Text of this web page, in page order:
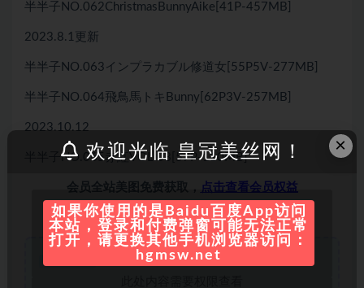
半半子NO.062ChristmasBunnyAike[41P-457MB]
2023.8.1更新
半半子NO.063インプラカブル修道女[55P5V-277MB]
半半子NO.064飛鳥馬トキBunny[62P3V-257MB]
2023.10.12
半半子NO.065赤紅VOL.03[57P-110MB]
会员全站美图免费获取， 点击查看会员权益
普通用户可在下方单独购买！
×
欢迎光临 皇冠美丝网！
如果你使用的是Baidu百度App访问
本站，登录和付费弹窗可能无法正常
打开，请更换其他手机浏览器访问：
hgmsw.net